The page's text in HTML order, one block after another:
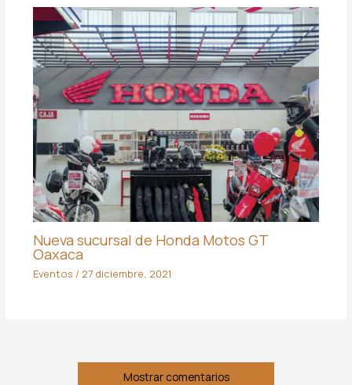
Nueva sucursal de Honda Motos GT
Oaxaca
Eventos / 27 diciembre, 2021
Mostrar comentarios